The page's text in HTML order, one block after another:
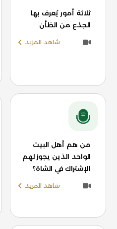
ثلاثة أمور يُعرف بها
الجذع من الظأن
شاهد المزيد
من هم أهل البيت
الواحد الذين يجوز لهم
الإشتراك في الشاة؟
شاهد المزيد